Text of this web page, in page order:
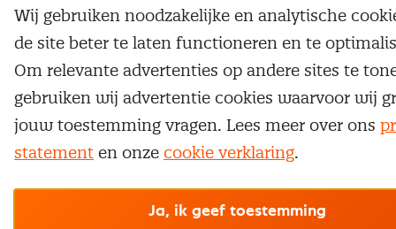
Wij gebruiken noodzakelijke en analytische
de site beter te laten functioneren en te
Om relevante advertenties op andere sites te
gebruiken wij advertentie cookies waarvoor wij
jouw toestemming vragen. Lees meer over ons
statement en onze cookie verklaring.
Ja, ik geef toestemming